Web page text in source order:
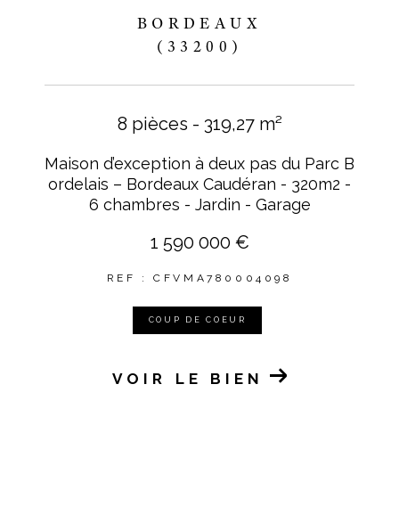
BORDEAUX
(33200)
8 pièces - 319,27 m²
Maison d’exception à deux pas du Parc B
ordelais – Bordeaux Caudéran - 320m2 -
6 chambres - Jardin - Garage
1 590 000 €
REF : CFVMA780004098
COUP DE COEUR
VOIR LE BIEN